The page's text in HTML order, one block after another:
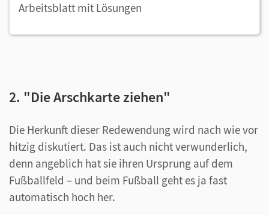
Arbeitsblatt mit Lösungen
2. "Die Arschkarte ziehen"
Die Herkunft dieser Redewendung wird nach wie vor
hitzig diskutiert. Das ist auch nicht verwunderlich,
denn angeblich hat sie ihren Ursprung auf dem
Fußballfeld – und beim Fußball geht es ja fast
automatisch hoch her.